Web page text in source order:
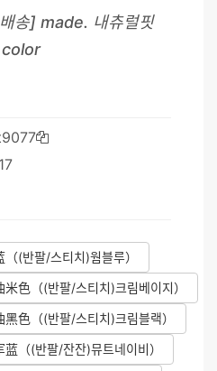
송] made. 내츄럴핏
color
（(반팔/스티치)웜블루）
米色 （(반팔/스티치)크림베이지）
黑色 （(반팔/스티치)크림블랙）
蓝 （(반팔/잔잔)뮤트네이비）